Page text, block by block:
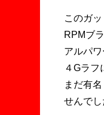
このガ
RPMブ
アルパワ
４Gラフ
まだ有
せんでし